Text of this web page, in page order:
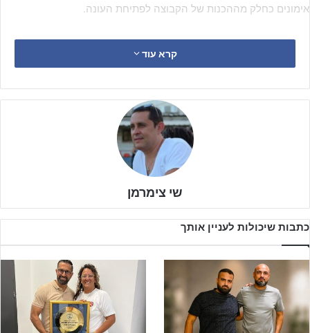
אימונים כחלק מההכנות של הקבוצה לפתיחת העונה.
לאחר שאשתקד הקבוצה שיחקה בפלייאוף התחתון של ליגה לאומית
צפון, השנה במועדון שמו לעצמם למטרה להיאבק על כרטיס העלייה
מתקן אימונים נהדר ומלון משובח, אך קבלת הפנים במעבר הגבול
פחות (יח"צ)
קרא עוד
שי צימרמן
כתבות שיכולות לעניין אותך